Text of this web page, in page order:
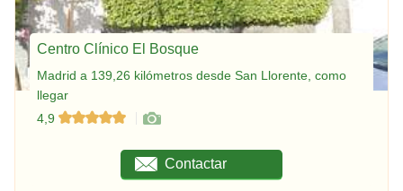
Centro Clínico El Bosque
Madrid a 139,26 kilómetros desde San Llorente, como
llegar
4,9
Contactar